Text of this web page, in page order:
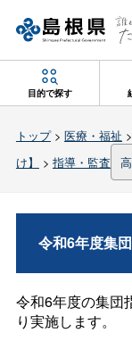
目的で探す
トップ> 医療・福祉 >
け】
> 指導・監査
令和6年度集
令和6年度の集団
り実施します。